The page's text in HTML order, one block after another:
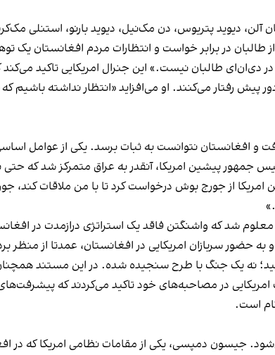
دیوید پتریوس، دن مک‌نیل، دیوید بارنو، استنلی
طالبان در برابر خواست و انتظارات مردم افغانستان
طالبان نیست.» این جنرال امریکایی تاکید می‌کند
رفتار می‌کنند. او می‌افزاید «انتظار نداشته باشیم که
نتوانست به ثبات برسد. یکی از عوامل
جمهور پیشین امریکا، آنقدر به عراق متمرکز شد که
از جورج بوش درخواست کرد تا با من ملاقات کند،
شد که واشنگتن فاقد یک استراتژی درازمدت در
حضور سربازان امریکایی در افغانستان، عمدتا از منظر
از نگاه او، امریکا در ۲۰ سال حضور خود در افغانستان، در ۲۰ جنگ جنگید؛ نه یک جنگ با طرح سنجیده
امریکایی در مصاحبه‌های خود تاکید می‌کردند که
است.
جیسون دمپسی، یکی از مقامات نظامی امریکا که در